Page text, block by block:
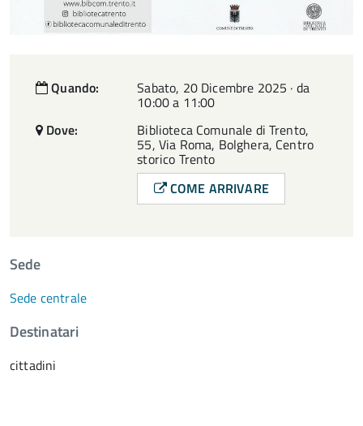
Quando: Sabato, 20 Dicembre 2025 · da
10:00 a 11:00
Dove:
Biblioteca Comunale di Trento,
55, Via Roma, Bolghera, Centro
storico Trento
COME ARRIVARE
Sede
Sede centrale
Destinatari
cittadini